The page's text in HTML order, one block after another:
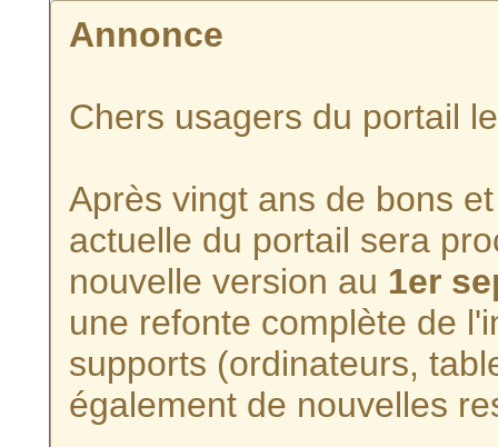
Annonce
Chers usagers du portail
Après vingt ans de bons
actuelle du portail sera
nouvelle version au 1er
une refonte complète de
supports (ordinateurs,
également de nouvelles